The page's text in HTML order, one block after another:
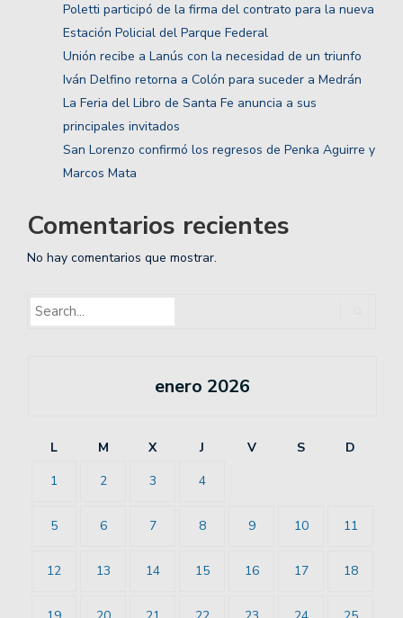
Poletti participó de la firma del contrato para la nueva
Estación Policial del Parque Federal
Unión recibe a Lanús con la necesidad de un triunfo
Iván Delfino retorna a Colón para suceder a Medrán
La Feria del Libro de Santa Fe anuncia a sus
principales invitados
San Lorenzo confirmó los regresos de Penka Aguirre y
Marcos Mata
Comentarios recientes
No hay comentarios que mostrar.
enero 2026
L M X J V S
D
1
2 3 4
5 6 7 8 9 10 11
12 13 14 15 16 17 18